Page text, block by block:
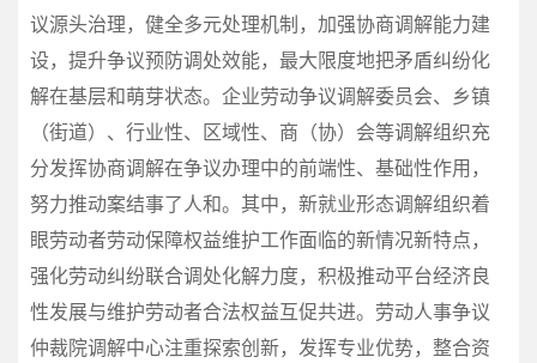
议源头治理，健全多元处理机制，加强协商调解能力建
设，提升争议预防调处效能，最大限度地把矛盾纠纷化
解在基层和萌芽状态。企业劳动争议调解委员会、乡镇
（街道）、行业性、区域性、商（协）会等调解组织充
分发挥协商调解在争议办理中的前端性、基础性作用，
努力推动案结事了人和。其中，新就业形态调解组织着
眼劳动者劳动保障权益维护工作面临的新情况新特点，
强化劳动纠纷联合调处化解力度，积极推动平台经济良
性发展与维护劳动者合法权益互促共进。劳动人事争议
仲裁院调解中心注重探索创新，发挥专业优势，整合资